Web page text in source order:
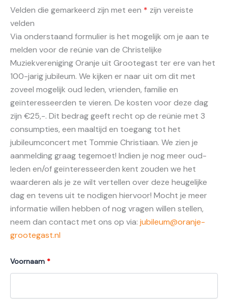
Velden die gemarkeerd zijn met een * zijn vereiste
velden
Via onderstaand formulier is het mogelijk om je aan te
melden voor de reünie van de Christelijke
Muziekvereniging Oranje uit Grootegast ter ere van het
100-jarig jubileum. We kijken er naar uit om dit met
zoveel mogelijk oud leden, vrienden, familie en
geïnteresseerden te vieren. De kosten voor deze dag
zijn €25,-. Dit bedrag geeft recht op de reünie met 3
consumpties, een maaltijd en toegang tot het
jubileumconcert met Tommie Christiaan. We zien je
aanmelding graag tegemoet! Indien je nog meer oud-
leden en/of geïnteresseerden kent zouden we het
waarderen als je ze wilt vertellen over deze heugelijke
dag en tevens uit te nodigen hiervoor! Mocht je meer
informatie willen hebben of nog vragen willen stellen,
neem dan contact met ons op via: jubileum@oranje-
grootegast.nl
Voornaam *